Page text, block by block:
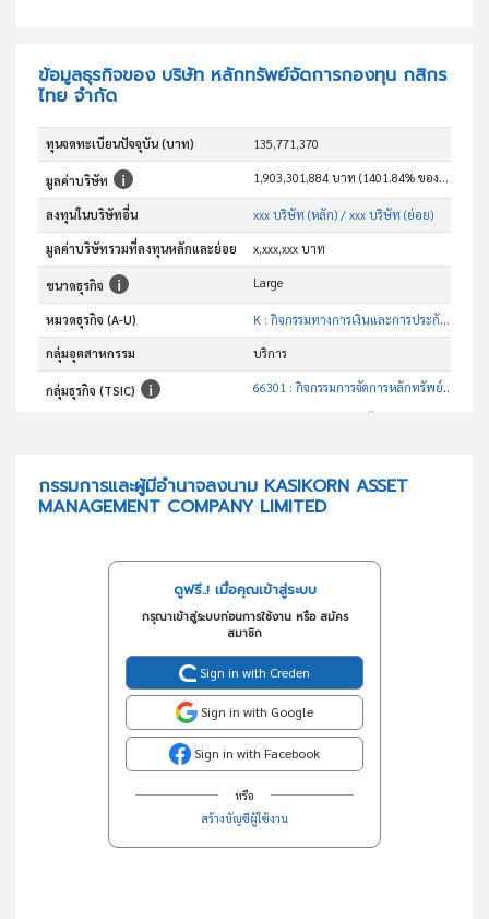
ข้อมูลธุรกิจของ บริษัท หลักทรัพย์จัดการกองทุน กสิกร
ไทย จำกัด
ทุนจดทะเบียนปัจจุบัน (บาท) 135,771,370
มูลค่าบริษัท 1,903,301,884 บาท (1401.84% ของทุน)
ลงทุนในบริษัทอื่น xxx บริษัท (หลัก)/ xxx บริษัท (ย่อย)
มูลค่าบริษัทรวมที่ลงทุนหลักและย่อย x,xxx,xxx บาท
ขนาดธุรกิจ Large
หมวดธุรกิจ (A-U) K : กิจกรรมทางการเงินและการประกันภัย
กลุ่มอุตสาหกรรม บริการ
กลุ่มธุรกิจ (TSIC) 66301 : กิจกรรมการจัดการหลักทรัพย์การลงทุนและกองทุน (ยกเว้น กองทุนบำเหน็จบำนาญ)
กรรมการและผู้มีอำนาจลงนาม KASIKORN ASSET
MANAGEMENT COMPANY LIMITED
ดูฟรี..! เมื่อคุณเข้าสู่ระบบ
กรุณาเข้าสู่ระบบก่อนการใช้งาน หรือ สมัคร
สมาชิก
Sign in with Creden
Sign in with Google
Sign in with Facebook
หรือ
สร้างบัญชีผู้ใช้งาน